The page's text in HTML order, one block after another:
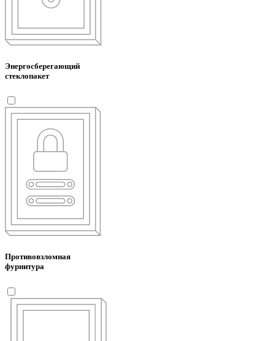
Энергосберегающий
стеклопакет
Противовзломная
фурнитура